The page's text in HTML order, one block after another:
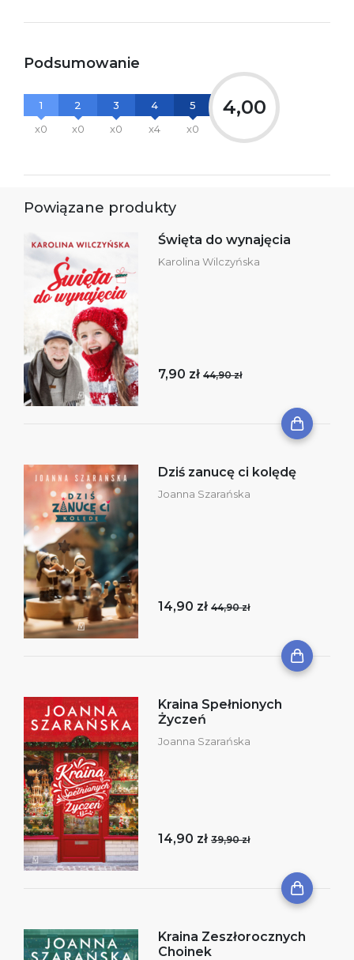
Podsumowanie
1
x0
2
x0
3
x0
4
x4
5
x0
4,00
Powiązane produkty
Święta do wynajęcia
Karolina Wilczyńska
7,90 zł 44,90 zł
Dziś zanucę ci kolędę
Joanna Szarańska
14,90 zł 44,90 zł
Kraina Spełnionych
Życzeń
Joanna Szarańska
14,90 zł 39,90 zł
Kraina Zeszłorocznych
Choinek